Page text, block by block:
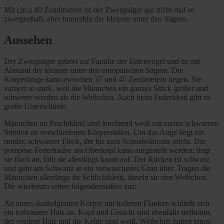
Mit circa 40 Zentimetern ist der Zwergsäger gar nicht mal so
zwergenhaft, aber immerhin der kleinste unter den Sägern.
Aussehen
Der Zwergsäger gehört zur Familie der Entenvögel und ist mit
Abstand der kleinste unter den europäischen Sägern. Die
Körperlänge kann zwischen 37 und 45 Zentimetern liegen. Sie
variiert so stark, weil die Männchen ein ganzes Stück größer und
schwerer werden als die Weibchen. Auch beim Federkleid gibt es
große Unterschiede.
Männchen im Prachtkleid sind leuchtend weiß mit zarten schwarzen
Streifen an verschiedenen Körperstellen. Um das Auge liegt ein
runder, schwarzer Fleck, der bis zum Schnabelansatz reicht. Die
pompöse Federhaube am Oberkopf kann aufgestellt werden; liegt
sie flach an, fällt sie allerdings kaum auf. Der Rücken ist schwarz
und geht am Schwanz in ein verwaschenes Grau über. Tragen die
Männchen allerdings ihr Schlichtkleid, ähneln sie den Weibchen.
Die wiederum sehen folgendermaßen aus:
An einen dunkelgrauen Körper mit helleren Flanken schließt sich
ein rotbrauner Hals an. Kopf und Gesicht sind ebenfalls tiefbraun,
der vordere Hals und die Kehle sind weiß. Weibchen haben einen